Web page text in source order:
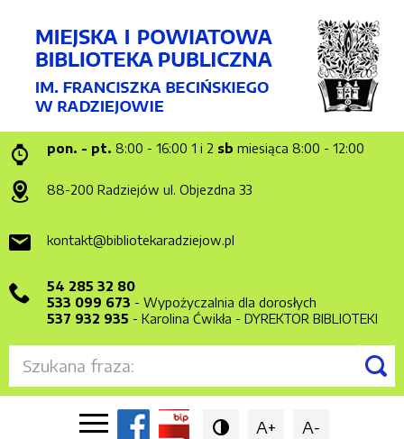
pon. - pt. 8:00 - 16:00 1 i 2 sb miesiąca 8:00 - 12:00
88-200 Radziejów ul. Objezdna 33
kontakt@bibliotekaradziejow.pl
54 285 32 80
533 099 673 - Wypożyczalnia dla dorosłych
537 932 935 - Karolina Ćwikła - DYREKTOR BIBLIOTEKI

 A+ A-